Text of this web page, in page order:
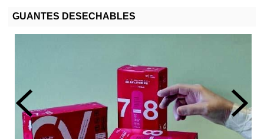
GUANTES DESECHABLES